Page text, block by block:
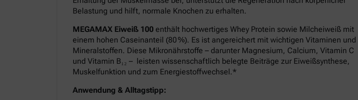
Belastung und hilft, normale Knochen zu erhalten.
MEGAMAX Eiweiß 100 enthält hochwertiges Whey Protein sowie Milcheiweiß mit
einem hohen Caseinanteil (80 %). Es ist angereichert mit wichtigen Vitaminen und
Mineralstoffen. Diese Mikronährstoffe – darunter Magnesium, Calcium, Vitamin C
und Vitamin B₁₂ – leisten wissenschaftlich belegte Beiträge zur Eiweißsynthese,
Muskelfunktion und zum Energiestoffwechsel.*
Anwendung & Alltagstipp: